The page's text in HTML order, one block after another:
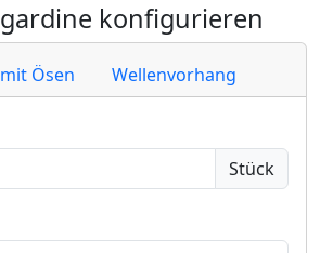
konfigurieren
mit Ösen Wellenvorhang
Stück